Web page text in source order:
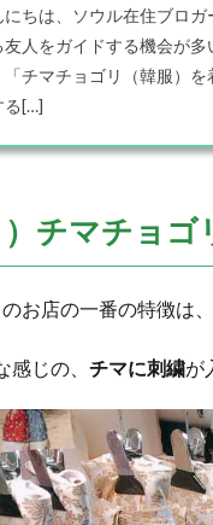
にちは、ソウル在住ブロ
友人をガイドする機会が
「チマチョゴリ（韓服）
る[…]
）チマチョゴ
のお店の一番の特徴は
感じの、 チマに刺繍が